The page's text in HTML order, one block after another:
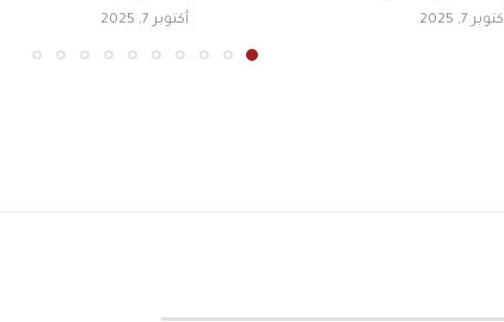
7, 2025 أكتوبر 7, 2025